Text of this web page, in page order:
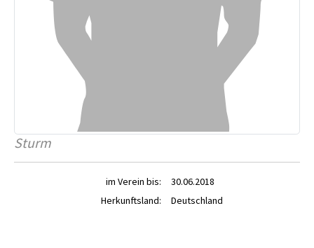
Sturm
im Verein bis:
30.06.2018
Herkunftsland:
Deutschland